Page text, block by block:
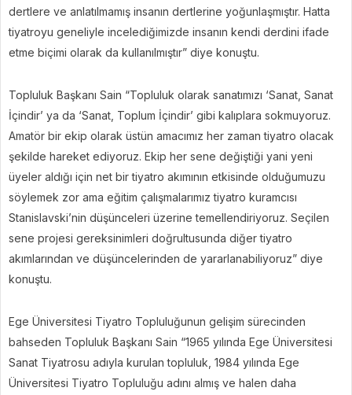
dertlere ve anlatılmamış insanın dertlerine yoğunlaşmıştır. Hatta
tiyatroyu geneliyle incelediğimizde insanın kendi derdini ifade
etme biçimi olarak da kullanılmıştır” diye konuştu.
Topluluk Başkanı Sain “Topluluk olarak sanatımızı ‘Sanat, Sanat
İçindir’ ya da ‘Sanat, Toplum İçindir’ gibi kalıplara sokmuyoruz.
Amatör bir ekip olarak üstün amacımız her zaman tiyatro olacak
şekilde hareket ediyoruz. Ekip her sene değiştiği yani yeni
üyeler aldığı için net bir tiyatro akımının etkisinde olduğumuzu
söylemek zor ama eğitim çalışmalarımız tiyatro kuramcısı
Stanislavski’nin düşünceleri üzerine temellendiriyoruz. Seçilen
sene projesi gereksinimleri doğrultusunda diğer tiyatro
akımlarından ve düşüncelerinden de yararlanabiliyoruz” diye
konuştu.
Ege Üniversitesi Tiyatro Topluluğunun gelişim sürecinden
bahseden Topluluk Başkanı Sain “1965 yılında Ege Üniversitesi
Sanat Tiyatrosu adıyla kurulan topluluk, 1984 yılında Ege
Üniversitesi Tiyatro Topluluğu adını almış ve halen daha